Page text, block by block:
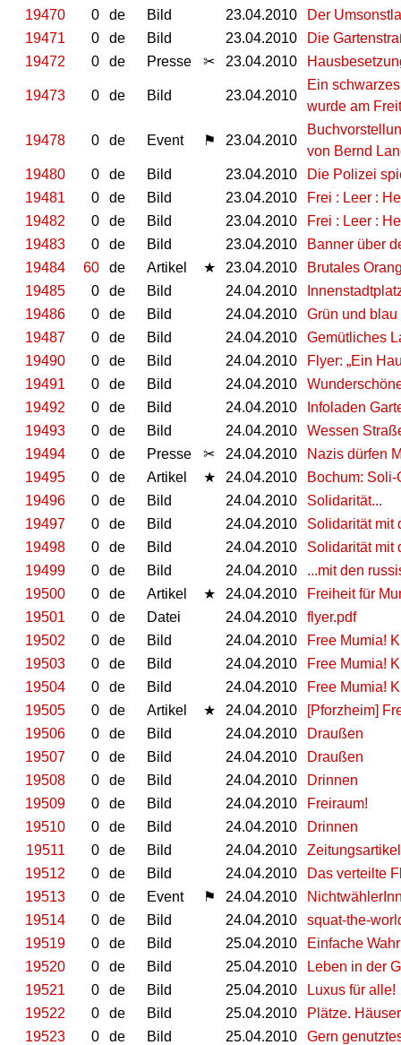
19470 0 de Bild 23.04.2010
Der
19471
0 de Bild 23.04.2010
Die
19472
0 de Presse ✂ 23.04.2010
19473 0 de Bild 23.04.2010
Ein
wurde am
19478 0 de Event ⚑ 23.04.2010
von Bernd
19480
0 de Bild 23.04.2010
Die Polizei
19481
0 de Bild 23.04.2010
Frei : Leer :
19482
0 de Bild 23.04.2010
Frei : Leer :
19483
0 de Bild 23.04.2010
Banner über
19484
60 de Artikel ★ 23.04.2010
Brutales
19485
0 de Bild 24.04.2010
19486
0 de Bild 24.04.2010
Grün und blau
19487
0 de Bild 24.04.2010
Gemütliches
19490
0 de Bild 24.04.2010
Flyer: „Ein
19491
0 de Bild 24.04.2010
19492
0 de Bild 24.04.2010
Infoladen
19493
0 de Bild 24.04.2010
Wessen
19494
0 de Presse ✂ 24.04.2010
Nazis dürfen
19495
0 de Artikel ★ 24.04.2010
Bochum: Soli-
19496
0 de Bild 24.04.2010
Solidarität...
19497
0 de Bild 24.04.2010
Solidarität mit
19498
0 de Bild 24.04.2010
Solidarität mit
19499
0 de Bild 24.04.2010
...mit den
19500
0 de Artikel ★ 24.04.2010
Freiheit für
19501
0 de Datei 24.04.2010
flyer.pdf
19502
0 de Bild 24.04.2010
Free Mumia!
19503
0 de Bild 24.04.2010
Free Mumia!
19504
0 de Bild 24.04.2010
Free Mumia!
19505
0 de Artikel ★ 24.04.2010
[Pforzheim]
19506
0 de Bild 24.04.2010
Draußen
19507
0 de Bild 24.04.2010
Draußen
19508
0 de Bild 24.04.2010
Drinnen
19509
0 de Bild 24.04.2010
Freiraum!
19510
0 de Bild 24.04.2010
Drinnen
19511
0 de Bild 24.04.2010
Zeitungsartikel
19512
0 de Bild 24.04.2010
Das verteilte
19513
0 de Event ⚑ 24.04.2010
19514
0 de Bild 24.04.2010
squat-the-
19519
0 de Bild 25.04.2010
Einfache
19520
0 de Bild 25.04.2010
Leben in der
19521
0 de Bild 25.04.2010
Luxus für alle!
19522
0 de Bild 25.04.2010
Plätze.
19523
0 de Bild 25.04.2010
Gern